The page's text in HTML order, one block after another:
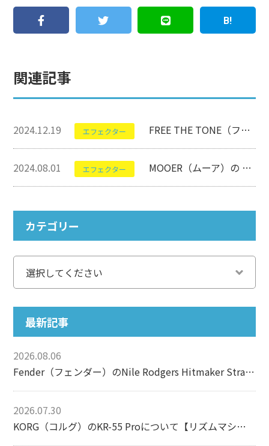
関連記事
2024.12.19 エフェクター FREE THE TONE（フリーザトーン）のOVERDRIVELAND ODL-1CSについて【エフェクター】
2024.08.01 エフェクター MOOER（ムーア）の Mooer GE200について【マルチエフェクター】
カテゴリー
最新記事
2026.08.06
Fender（フェンダー）のNile Rodgers Hitmaker Stratocasterについて【エレキギター】
2026.07.30
KORG（コルグ）のKR-55 Proについて【リズムマシン】